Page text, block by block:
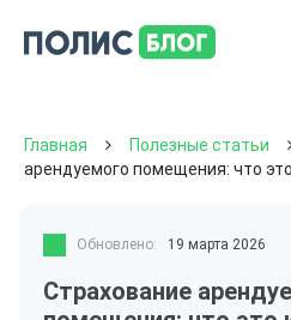
Главная Полезные статьи
арендуемого помещения: что
Обновлено: 19 марта 2026
Страхование